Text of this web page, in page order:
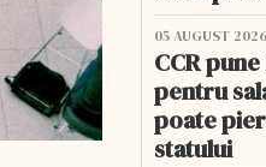
05 AUGUST 2026
CCR
pentru
poate
statului